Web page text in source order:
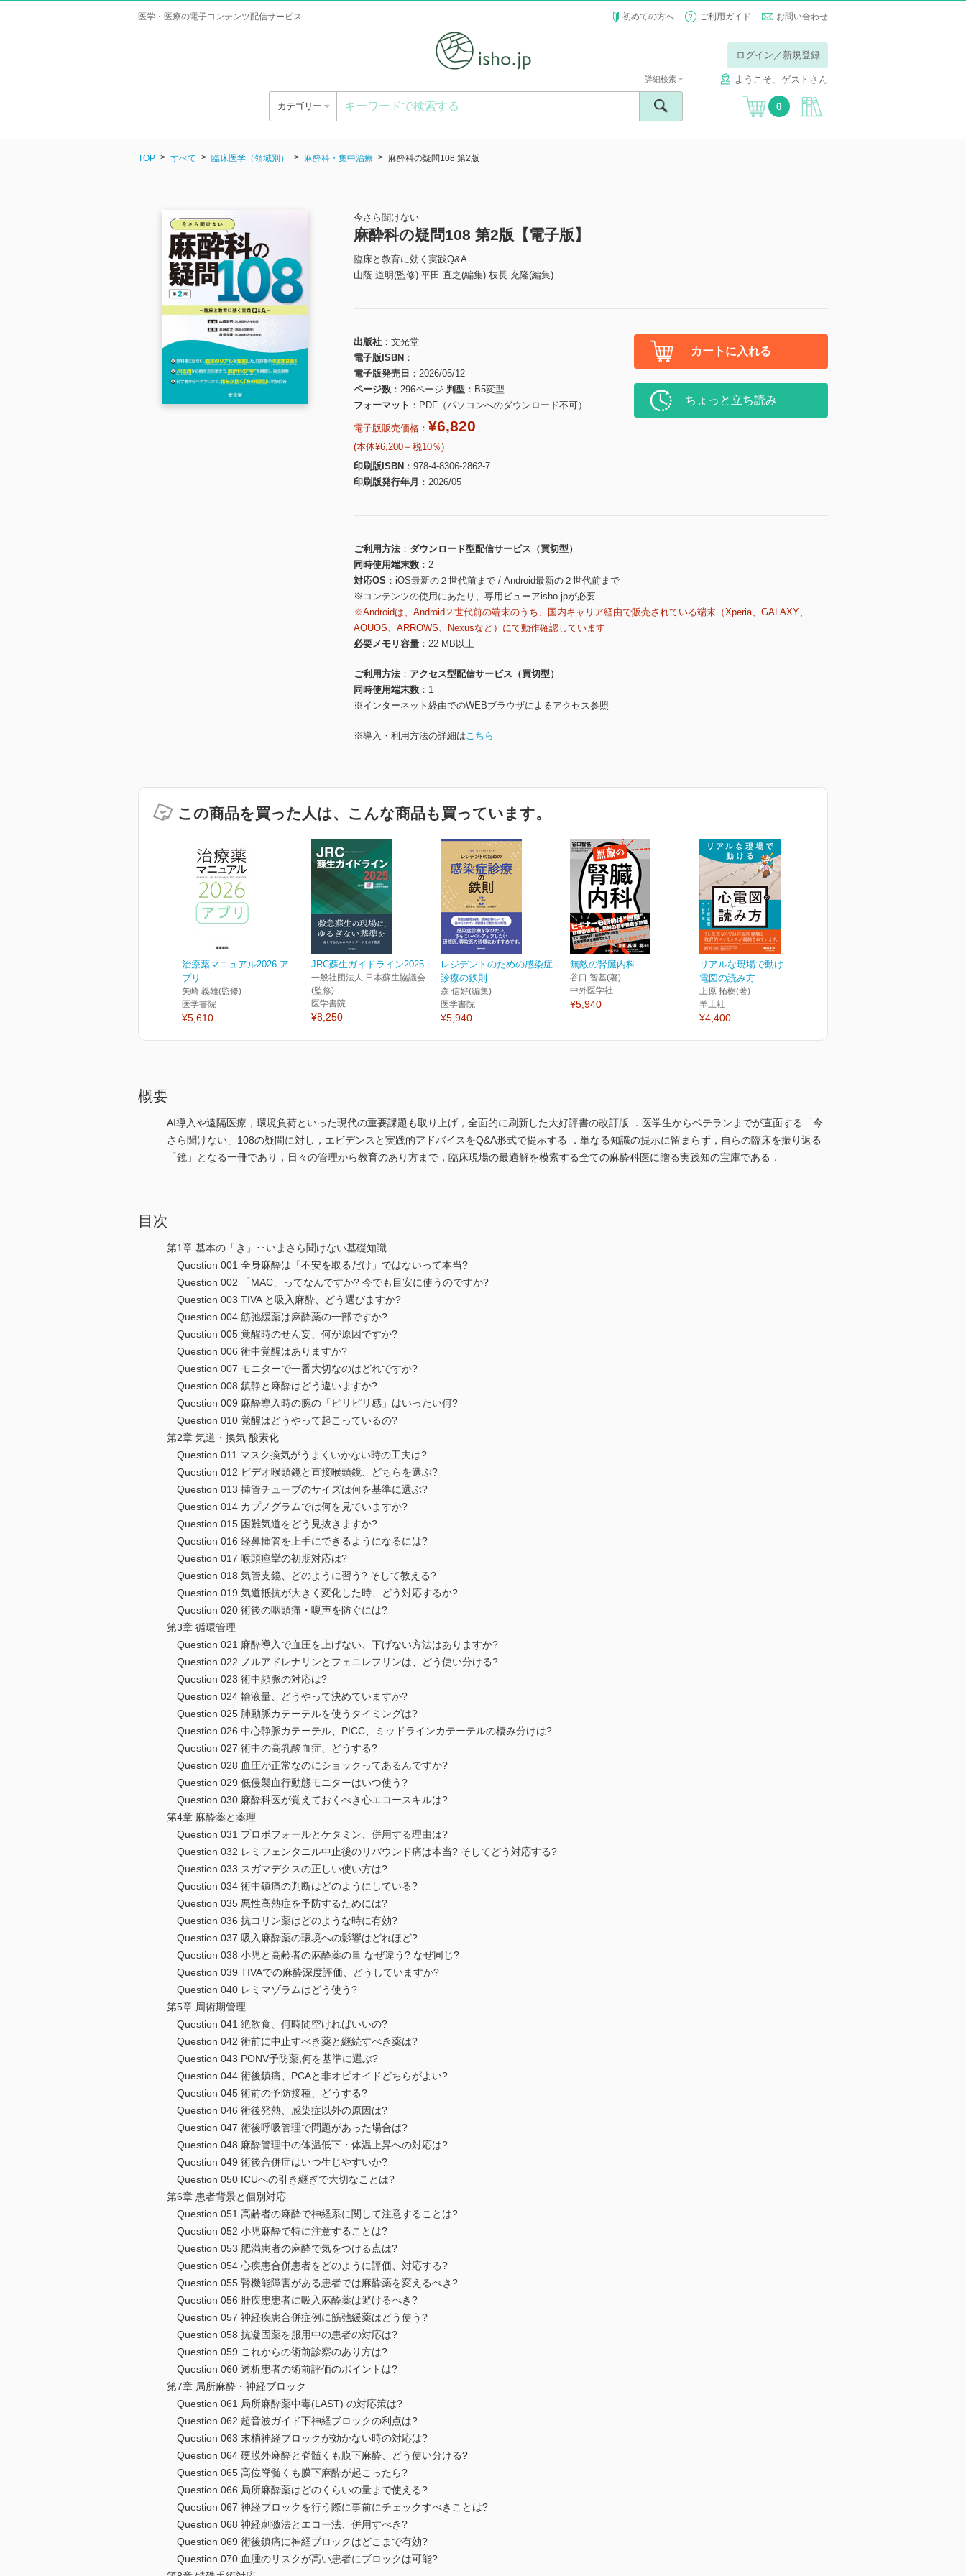
医学・医療の電子コンテンツ配信サービス 初めての方へ ご利用ガイド お問い合わせ
ログイン／新規登録
ようこそ、ゲストさん
カテゴリー
詳細検索
0
TOP すべて 臨床医学（領域別） 麻酔科・集中治療 麻酔科の疑問108 第2版
今さら聞けない
麻酔科の疑問108 第2版【電子版】
臨床と教育に効く実践Q&A
山蔭 道明(監修) 平田 直之(編集) 枝長 充隆(編集)
出版社
文光堂
電子版ISBN
電子版発売日
2026/05/12
ページ数
296ページ 判型
B5変型
フォーマット
PDF（パソコンへのダウンロード不可）
電子版販売価格： ¥6,820
(本体¥6,200＋税10％)
印刷版ISBN
978-4-8306-2862-7
印刷版発行年月
2026/05
カートに入れる
ちょっと立ち読み
ご利用方法
ダウンロード型配信サービス（買切型）
同時使用端末数
2
対応OS
iOS最新の２世代前まで / Android最新の２世代前まで
※コンテンツの使用にあたり、専用ビューアisho.jpが必要
※Androidは、Android２世代前の端末のうち、国内キャリア経由で販売されている端末（Xperia、GALAXY、
AQUOS、ARROWS、Nexusなど）にて動作確認しています
必要メモリ容量
22 MB以上
ご利用方法
アクセス型配信サービス（買切型）
同時使用端末数
1
※インターネット経由でのWEBブラウザによるアクセス参照
※導入・利用方法の詳細はこちら
この商品を買った人は、こんな商品も買っています。
治療薬マニュアル2026 ア
プリ
矢崎 義雄(監修)
医学書院
¥5,610
JRC蘇生ガイドライン2025
一般社団法人 日本蘇生協議会
(監修)
医学書院
¥8,250
レジデントのための感染症
診療の鉄則
森 信好(編集)
医学書院
¥5,940
無敵の腎臓内科
谷口 智基(著)
中外医学社
¥5,940
リアルな現場で動ける 心
電図の読み方
上原 拓樹(著)
羊土社
¥4,400
概要
AI導入や遠隔医療，環境負荷といった現代の重要課題も取り上げ，全面的に刷新した大好評書の改訂版 ．医学生からベテランまでが直面する「今
さら聞けない」108の疑問に対し，エビデンスと実践的アドバイスをQ&A形式で提示する ．単なる知識の提示に留まらず，自らの臨床を振り返る
「鏡」となる一冊であり，日々の管理から教育のあり方まで，臨床現場の最適解を模索する全ての麻酔科医に贈る実践知の宝庫である．
目次
第1章 基本の「き」･･いまさら聞けない基礎知識
Question 001 全身麻酔は「不安を取るだけ」ではないって本当?
Question 002 「MAC」ってなんですか? 今でも目安に使うのですか?
Question 003 TIVA と吸入麻酔、どう選びますか?
Question 004 筋弛緩薬は麻酔薬の一部ですか?
Question 005 覚醒時のせん妄、何が原因ですか?
Question 006 術中覚醒はありますか?
Question 007 モニターで一番大切なのはどれですか?
Question 008 鎮静と麻酔はどう違いますか?
Question 009 麻酔導入時の腕の「ピリピリ感」はいったい何?
Question 010 覚醒はどうやって起こっているの?
第2章 気道・換気 酸素化
Question 011 マスク換気がうまくいかない時の工夫は?
Question 012 ビデオ喉頭鏡と直接喉頭鏡、どちらを選ぶ?
Question 013 挿管チューブのサイズは何を基準に選ぶ?
Question 014 カプノグラムでは何を見ていますか?
Question 015 困難気道をどう見抜きますか?
Question 016 経鼻挿管を上手にできるようになるには?
Question 017 喉頭痙攣の初期対応は?
Question 018 気管支鏡、どのように習う? そして教える?
Question 019 気道抵抗が大きく変化した時、どう対応するか?
Question 020 術後の咽頭痛・嗄声を防ぐには?
第3章 循環管理
Question 021 麻酔導入で血圧を上げない、下げない方法はありますか?
Question 022 ノルアドレナリンとフェニレフリンは、どう使い分ける?
Question 023 術中頻脈の対応は?
Question 024 輸液量、どうやって決めていますか?
Question 025 肺動脈カテーテルを使うタイミングは?
Question 026 中心静脈カテーテル、PICC、ミッドラインカテーテルの棲み分けは?
Question 027 術中の高乳酸血症、どうする?
Question 028 血圧が正常なのにショックってあるんですか?
Question 029 低侵襲血行動態モニターはいつ使う?
Question 030 麻酔科医が覚えておくべき心エコースキルは?
第4章 麻酔薬と薬理
Question 031 プロポフォールとケタミン、併用する理由は?
Question 032 レミフェンタニル中止後のリバウンド痛は本当? そしてどう対応する?
Question 033 スガマデクスの正しい使い方は?
Question 034 術中鎮痛の判断はどのようにしている?
Question 035 悪性高熱症を予防するためには?
Question 036 抗コリン薬はどのような時に有効?
Question 037 吸入麻酔薬の環境への影響はどれほど?
Question 038 小児と高齢者の麻酔薬の量 なぜ違う? なぜ同じ?
Question 039 TIVAでの麻酔深度評価、どうしていますか?
Question 040 レミマゾラムはどう使う?
第5章 周術期管理
Question 041 絶飲食、何時間空ければいいの?
Question 042 術前に中止すべき薬と継続すべき薬は?
Question 043 PONV予防薬,何を基準に選ぶ?
Question 044 術後鎮痛、PCAと非オピオイドどちらがよい?
Question 045 術前の予防接種、どうする?
Question 046 術後発熱、感染症以外の原因は?
Question 047 術後呼吸管理で問題があった場合は?
Question 048 麻酔管理中の体温低下・体温上昇への対応は?
Question 049 術後合併症はいつ生じやすいか?
Question 050 ICUへの引き継ぎで大切なことは?
第6章 患者背景と個別対応
Question 051 高齢者の麻酔で神経系に関して注意することは?
Question 052 小児麻酔で特に注意することは?
Question 053 肥満患者の麻酔で気をつける点は?
Question 054 心疾患合併患者をどのように評価、対応する?
Question 055 腎機能障害がある患者では麻酔薬を変えるべき?
Question 056 肝疾患患者に吸入麻酔薬は避けるべき?
Question 057 神経疾患合併症例に筋弛緩薬はどう使う?
Question 058 抗凝固薬を服用中の患者の対応は?
Question 059 これからの術前診察のあり方は?
Question 060 透析患者の術前評価のポイントは?
第7章 局所麻酔・神経ブロック
Question 061 局所麻酔薬中毒(LAST) の対応策は?
Question 062 超音波ガイド下神経ブロックの利点は?
Question 063 末梢神経ブロックが効かない時の対応は?
Question 064 硬膜外麻酔と脊髄くも膜下麻酔、どう使い分ける?
Question 065 高位脊髄くも膜下麻酔が起こったら?
Question 066 局所麻酔薬はどのくらいの量まで使える?
Question 067 神経ブロックを行う際に事前にチェックすべきことは?
Question 068 神経刺激法とエコー法、併用すべき?
Question 069 術後鎮痛に神経ブロックはどこまで有効?
Question 070 血腫のリスクが高い患者にブロックは可能?